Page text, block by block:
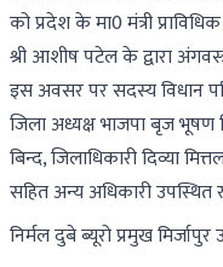
को प्रदेश के मा0 मंत्री
श्री आशीष पटेल के द्वारा
इस अवसर पर सदस्य विधान
जिला अध्यक्ष भाजपा बृज
बिन्द, जिलाधिकारी दिव्या
सहित अन्य अधिकारी उपस्थित
निर्मल दुबे ब्यूरो प्रमुख मिर्जापुर